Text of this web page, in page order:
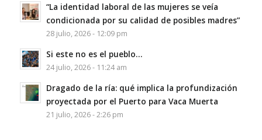
“La identidad laboral de las mujeres se veía
condicionada por su calidad de posibles madres”
28 julio, 2026 - 12:09 pm
Si este no es el pueblo…
24 julio, 2026 - 11:24 am
Dragado de la ría: qué implica la profundización
proyectada por el Puerto para Vaca Muerta
21 julio, 2026 - 2:26 pm